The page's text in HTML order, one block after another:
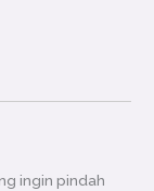
ingin pindah